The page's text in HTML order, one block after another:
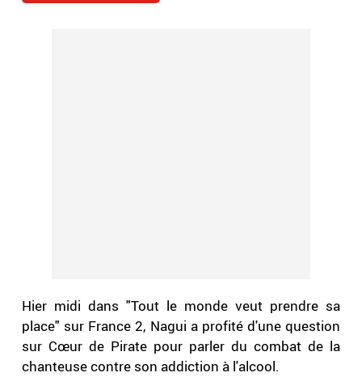
Hier midi dans "Tout le monde veut prendre sa
place" sur France 2, Nagui a profité d'une question
sur Cœur de Pirate pour parler du combat de la
chanteuse contre son addiction à l'alcool.